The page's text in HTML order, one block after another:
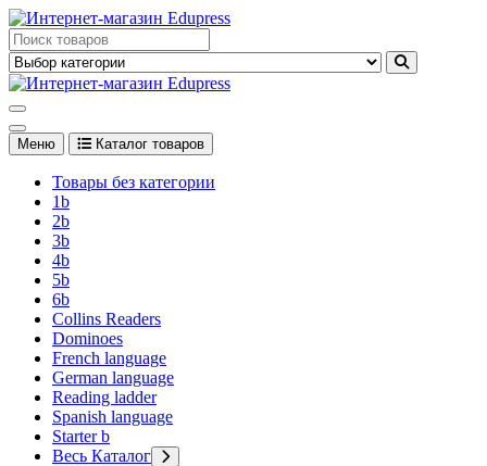
Перейти
к
содержимому
Edupress Uzbekistan, Edupress Узбекистан, книги, учебники на
английском языке
английском языке
Меню Каталог товаров
Товары без категории
1b
2b
3b
4b
5b
6b
Collins Readers
Dominoes
French language
German language
Reading ladder
Spanish language
Starter b
Весь Каталог